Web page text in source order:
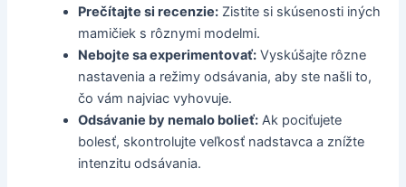
Prečítajte si recenzie: Zistite si skúsenosti iných
mamičiek s rôznymi modelmi.
Nebojte sa experimentovať: Vyskúšajte rôzne
nastavenia a režimy odsávania, aby ste našli to,
čo vám najviac vyhovuje.
Odsávanie by nemalo bolieť: Ak pociťujete
bolesť, skontrolujte veľkosť nadstavca a znížte
intenzitu odsávania.